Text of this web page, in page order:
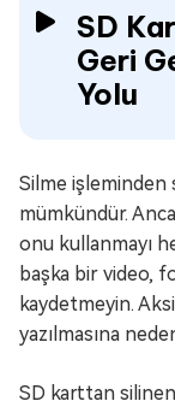
SD
Geri
Yolu
Silme
mümkündür.
onu kullanmayı
başka bir video,
kaydetmeyin.
yazılmasına
SD karttan